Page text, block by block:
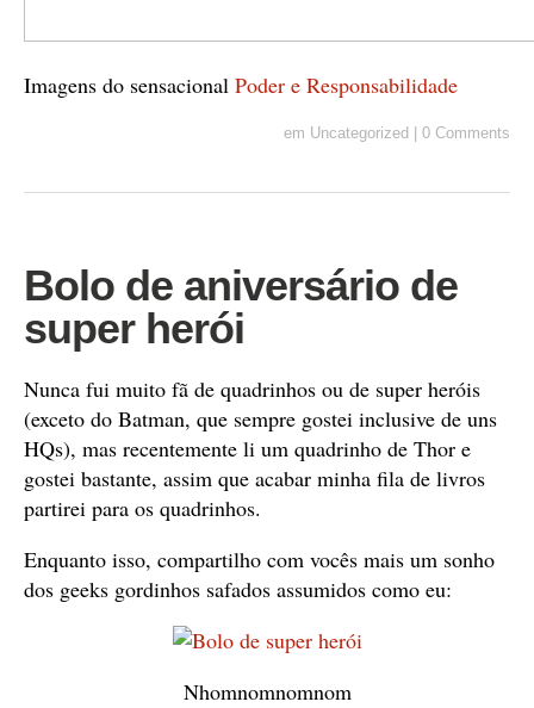
Imagens do sensacional Poder e Responsabilidade
em Uncategorized 0 Comments
Bolo de aniversário de
super herói
Nunca fui muito fã de quadrinhos ou de super heróis
(exceto do Batman, que sempre gostei inclusive de uns
HQs), mas recentemente li um quadrinho de Thor e
gostei bastante, assim que acabar minha fila de livros
partirei para os quadrinhos.
Enquanto isso, compartilho com vocês mais um sonho
dos geeks gordinhos safados assumidos como eu:
Nhomnomnomnom